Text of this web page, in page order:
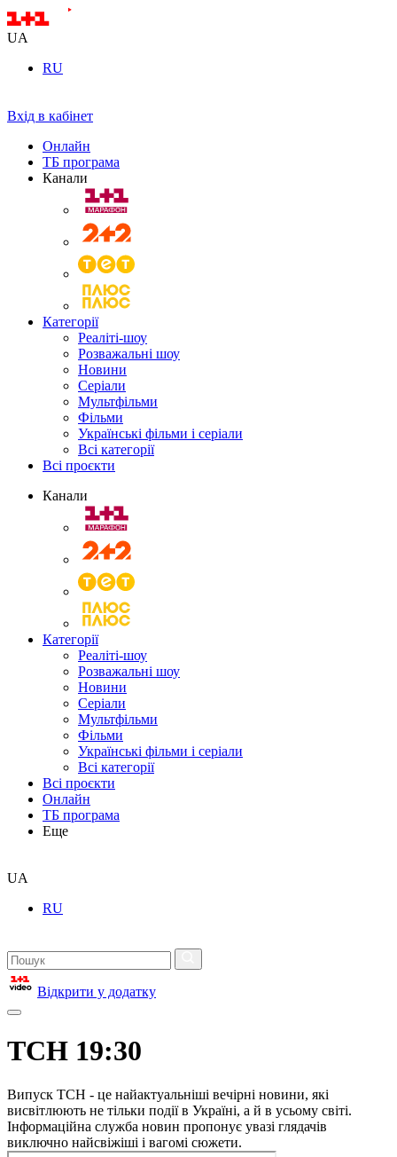
UA
RU
Вхід в кабінет
Онлайн
ТБ програма
Канали
Категорії
Реаліті-шоу
Розважальні шоу
Новини
Серіали
Мультфільми
Фільми
Українські фільми і серіали
Всі категорії
Всі проєкти
Канали
Категорії
Реаліті-шоу
Розважальні шоу
Новини
Серіали
Мультфільми
Фільми
Українські фільми і серіали
Всі категорії
Всі проєкти
Онлайн
ТБ програма
Еще
UA
RU
Відкрити у додатку
ТСН 19:30
Випуск ТСН - це найактуальніші вечірні новини, які
висвітлюють не тільки події в Україні, а й в усьому світі.
Інформаційна служба новин пропонує увазі глядачів
виключно найсвіжіші і вагомі сюжети.